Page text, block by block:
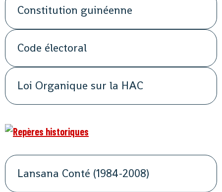
Constitution guinéenne
Code électoral
Loi Organique sur la HAC
Lansana Conté (1984-2008)